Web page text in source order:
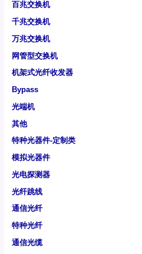
百兆交换机
千兆交换机
万兆交换机
网管型交换机
机架式光纤收发器
Bypass
光端机
其他
特种光器件-定制类
模拟光器件
光电探测器
光纤跳线
通信光纤
特种光纤
通信光缆